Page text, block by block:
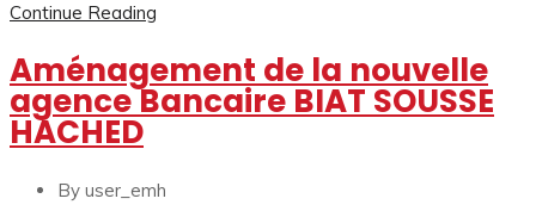
Continue Reading
Aménagement de la nouvelle
agence Bancaire BIAT SOUSSE
HACHED
By user_emh